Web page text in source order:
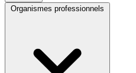
Organismes professionnels